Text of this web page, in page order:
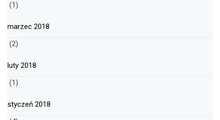
(1)
marzec 2018
(2)
luty 2018
(1)
styczeń 2018